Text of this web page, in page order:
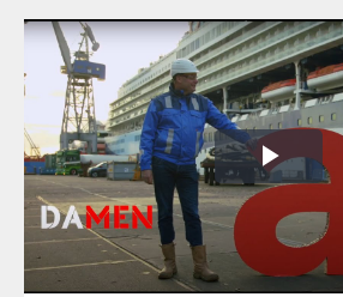
Play
Video